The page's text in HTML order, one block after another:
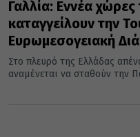
Γαλλία: Εννέα
καταγγείλουν την
Ευρωμεσογειακή
Στο πλευρό της Ελλάδας
αναμένεται να σταθούν την